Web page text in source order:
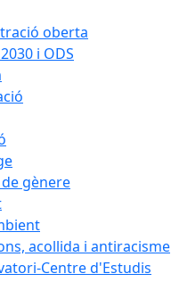
oberta
i ODS
gènere
acollida i antiracisme
Centre d'Estudis